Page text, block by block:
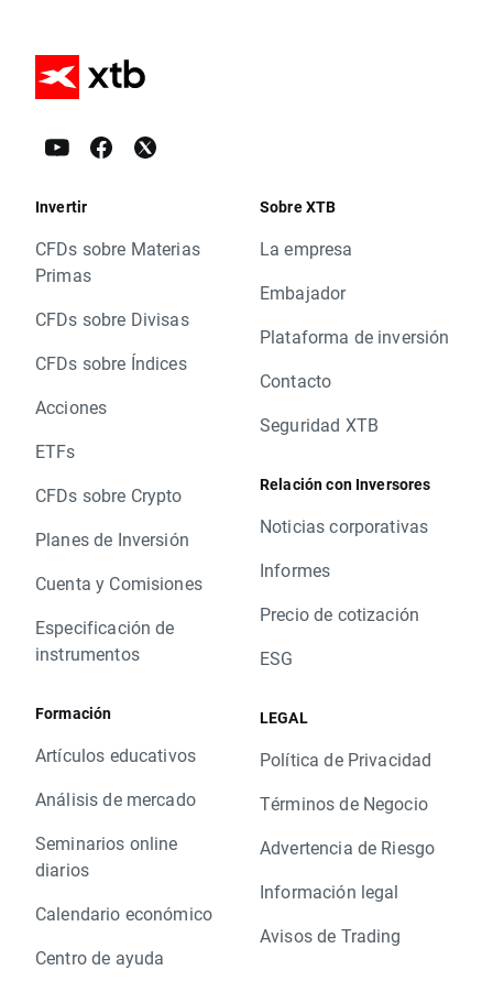
Invertir
CFDs sobre Materias
Primas
CFDs sobre Divisas
CFDs sobre Índices
Acciones
ETFs
CFDs sobre Crypto
Planes de Inversión
Cuenta y Comisiones
Especificación de
instrumentos
Formación
Artículos educativos
Análisis de mercado
Seminarios online
diarios
Calendario económico
Centro de ayuda
Sobre XTB
La empresa
Embajador
Plataforma de inversión
Contacto
Seguridad XTB
Relación con Inversores
Noticias corporativas
Informes
Precio de cotización
ESG
LEGAL
Política de Privacidad
Términos de Negocio
Advertencia de Riesgo
Información legal
Avisos de Trading